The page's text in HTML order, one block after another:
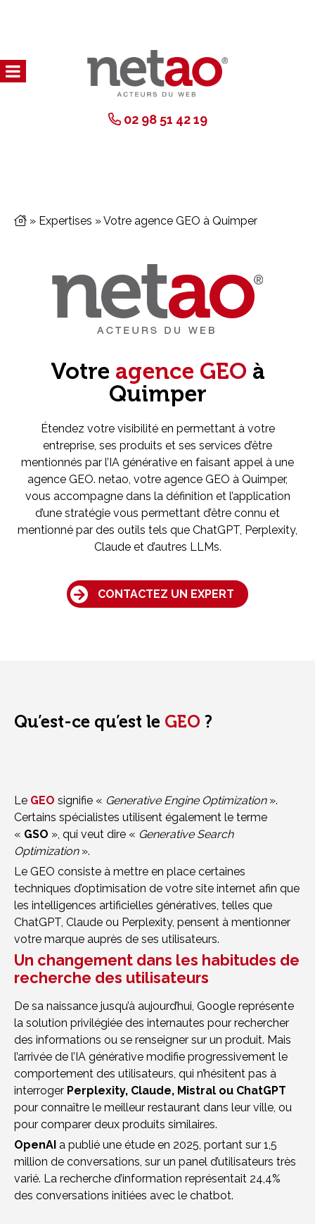
02 98 51 42 19
» Expertises »Votre agence GEO à Quimper
Votre agence GEO à
Quimper
Étendez votre visibilité en permettant à votre
entreprise, ses produits et ses services d’être
mentionnés par l’IA générative en faisant appel à une
agence GEO. netao, votre agence GEO à Quimper,
vous accompagne dans la définition et l’application
d’une stratégie vous permettant d’être connu et
mentionné par des outils tels que ChatGPT, Perplexity,
Claude et d’autres LLMs.
CONTACTEZ UN EXPERT
Qu’est-ce qu’est le GEO ?
Le GEO signifie « Generative Engine Optimization».
Certains spécialistes utilisent également le terme
« GSO », qui veut dire « Generative Search
Optimization».
Le GEO consiste à mettre en place certaines
techniques d’optimisation de votre site internet afin que
les intelligences artificielles génératives, telles que
ChatGPT, Claude ou Perplexity, pensent à mentionner
votre marque auprès de ses utilisateurs.
Un changement dans les habitudes de
recherche des utilisateurs
De sa naissance jusqu’à aujourd’hui, Google représente
la solution privilégiée des internautes pour rechercher
des informations ou se renseigner sur un produit. Mais
l’arrivée de l’IA générative modifie progressivement le
comportement des utilisateurs, qui n’hésitent pas à
interroger Perplexity, Claude, Mistral ou ChatGPT
pour connaître le meilleur restaurant dans leur ville, ou
pour comparer deux produits similaires.
OpenAI a publié une étude en 2025, portant sur 1,5
million de conversations, sur un panel d’utilisateurs très
varié. La recherche d’information représentait 24,4%
des conversations initiées avec le chatbot.